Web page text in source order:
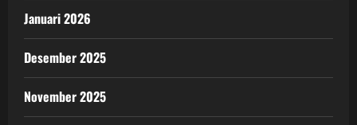
Januari 2026
Desember 2025
November 2025